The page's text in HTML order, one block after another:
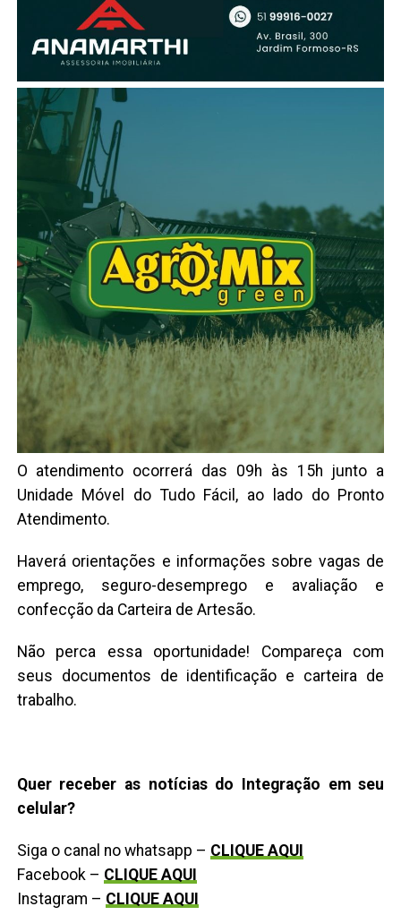
O atendimento ocorrerá das 09h às 15h junto a
Unidade Móvel do Tudo Fácil, ao lado do Pronto
Atendimento.
Haverá orientações e informações sobre vagas de
emprego, seguro-desemprego e avaliação e
confecção da Carteira de Artesão.
Não perca essa oportunidade! Compareça com
seus documentos de identificação e carteira de
trabalho.
Quer receber as notícias do Integração em seu
celular?
Siga o canal no whatsapp – CLIQUE AQUI
Facebook – CLIQUE AQUI
Instagram – CLIQUE AQUI